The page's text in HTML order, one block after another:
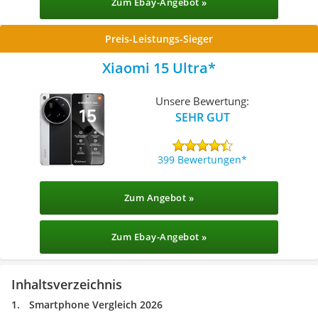
Preis-Leistungs-Sieger
Xiaomi 15 Ultra
Unsere Bewertung:
SEHR GUT
399 Bewertungen
Zum Angebot »
Zum Ebay-Angebot »
Inhaltsverzeichnis
Smartphone Vergleich 2026